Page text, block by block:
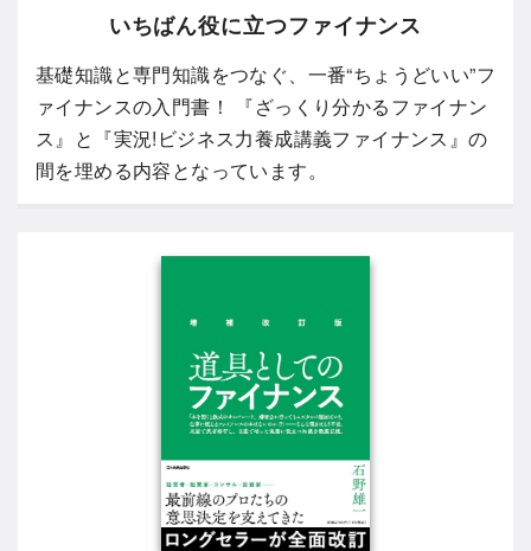
いちばん役に立つファイナンス
基礎知識と専門知識をつなぐ、一番“ちょうどいい”フ
ァイナンスの入門書！ 『ざっくり分かるファイナン
ス』と『実況!ビジネス力養成講義ファイナンス』の
間を埋める内容となっています。